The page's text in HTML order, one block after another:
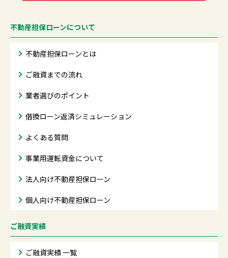
不動産担保ローンについて
不動産担保ローンとは
ご融資までの流れ
業者選びのポイント
借換ローン返済シミュレーション
よくある質問
事業用運転資金について
法人向け不動産担保ローン
個人向け不動産担保ローン
ご融資実績
ご融資実績 一覧